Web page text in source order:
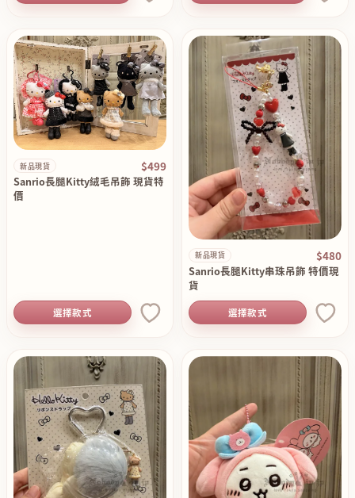
新品現貨 $499
Sanrio長腿Kitty絨毛吊飾 現貨特
價
選擇款式
新品現貨 $480
Sanrio長腿Kitty串珠吊飾 特價現
貨
選擇款式